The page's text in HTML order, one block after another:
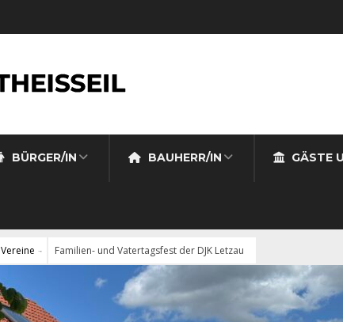
BÜRGER/IN BAUHERR/IN GÄSTE
Vereine Familien- und Vatertagsfest der DJK Letzau